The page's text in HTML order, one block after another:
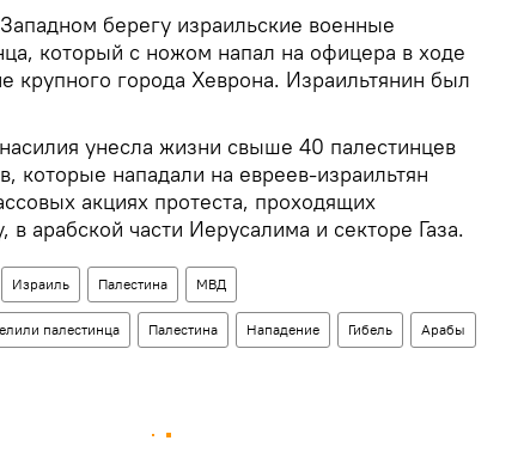
берегу израильские военные
который с ножом напал на офицера в ходе
крупного города Хеврона. Израильтянин был
унесла жизни свыше 40 палестинцев
которые нападали на евреев-израильтян
акциях протеста, проходящих
в арабской части Иерусалима и секторе Газа.
Израиль Палестина МВД
палестинца Палестина Нападение Гибель Арабы